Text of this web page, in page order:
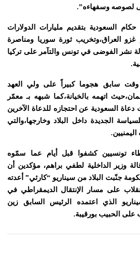
لصوصه وسفهاءه”.
السعودية بتقديم مليارات الدولارات
غزو العراق،وتخريب ثورة سوريا ومناصرة
نشر الفوضى في تونس والتآمر على تركيا
سابق هجوما كبيراً على ولي العهد
اتهمه بالخيانة،كما شبهه بـ معمّر
السعودية عن احتجازه للدعاة الآخرين
الجديدة داخل البلاد وخارجها،والتي
تونسيين كشفوا قبل أيام عما سمّوه
وزير الداخلية لطفي براهم، مؤكدين أن
جنّبت البلاد من سيناريو “كارثي” أعدته
على مسار الإنتقال الديمقراطي في
الذي اعتمده الرئيس السابق زين
على الحبيب بورقيبة.